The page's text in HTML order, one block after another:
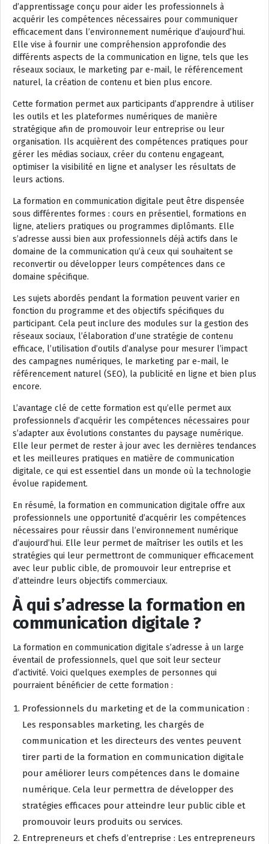
d’apprentissage conçu pour aider les professionnels à
acquérir les compétences nécessaires pour communiquer
efficacement dans l’environnement numérique d’aujourd’hui.
Elle vise à fournir une compréhension approfondie des
différents aspects de la communication en ligne, tels que les
réseaux sociaux, le marketing par e-mail, le référencement
naturel, la création de contenu et bien plus encore.
Cette formation permet aux participants d’apprendre à utiliser
les outils et les plateformes numériques de manière
stratégique afin de promouvoir leur entreprise ou leur
organisation. Ils acquièrent des compétences pratiques pour
gérer les médias sociaux, créer du contenu engageant,
optimiser la visibilité en ligne et analyser les résultats de
leurs actions.
La formation en communication digitale peut être dispensée
sous différentes formes : cours en présentiel, formations en
ligne, ateliers pratiques ou programmes diplômants. Elle
s’adresse aussi bien aux professionnels déjà actifs dans le
domaine de la communication qu’à ceux qui souhaitent se
reconvertir ou développer leurs compétences dans ce
domaine spécifique.
Les sujets abordés pendant la formation peuvent varier en
fonction du programme et des objectifs spécifiques du
participant. Cela peut inclure des modules sur la gestion des
réseaux sociaux, l’élaboration d’une stratégie de contenu
efficace, l’utilisation d’outils d’analyse pour mesurer l’impact
des campagnes numériques, le marketing par e-mail, le
référencement naturel (SEO), la publicité en ligne et bien plus
encore.
L’avantage clé de cette formation est qu’elle permet aux
professionnels d’acquérir les compétences nécessaires pour
s’adapter aux évolutions constantes du paysage numérique.
Elle leur permet de rester à jour avec les dernières tendances
et les meilleures pratiques en matière de communication
digitale, ce qui est essentiel dans un monde où la technologie
évolue rapidement.
En résumé, la formation en communication digitale offre aux
professionnels une opportunité d’acquérir les compétences
nécessaires pour réussir dans l’environnement numérique
d’aujourd’hui. Elle leur permet de maîtriser les outils et les
stratégies qui leur permettront de communiquer efficacement
avec leur public cible, de promouvoir leur entreprise et
d’atteindre leurs objectifs commerciaux.
À qui s’adresse la formation en
communication digitale ?
La formation en communication digitale s’adresse à un large
éventail de professionnels, quel que soit leur secteur
d’activité. Voici quelques exemples de personnes qui
pourraient bénéficier de cette formation :
Professionnels du marketing et de la communication :
Les responsables marketing, les chargés de
communication et les directeurs des ventes peuvent
tirer parti de la formation en communication digitale
pour améliorer leurs compétences dans le domaine
numérique. Cela leur permettra de développer des
stratégies efficaces pour atteindre leur public cible et
promouvoir leurs produits ou services.
Entrepreneurs et chefs d’entreprise : Les entrepreneurs